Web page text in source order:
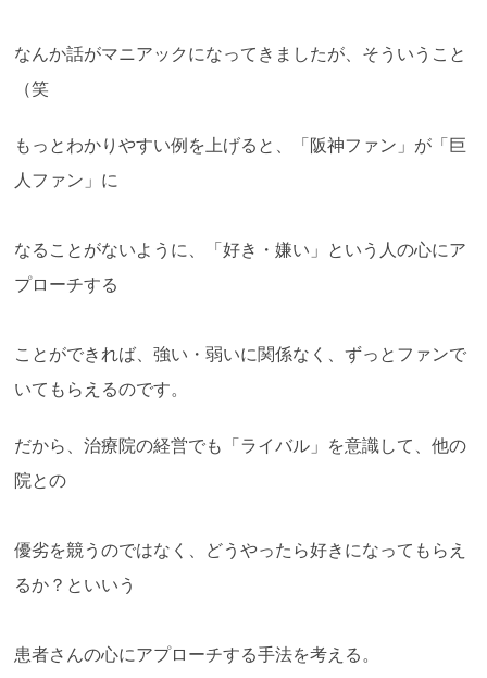
なんか話がマニアックになってきましたが、そういうこと
（笑
もっとわかりやすい例を上げると、「阪神ファン」が「巨
人ファン」に
なることがないように、「好き・嫌い」という人の心にア
プローチする
ことができれば、強い・弱いに関係なく、ずっとファンで
いてもらえるのです。
だから、治療院の経営でも「ライバル」を意識して、他の
院との
優劣を競うのではなく、どうやったら好きになってもらえ
るか？といいう
患者さんの心にアプローチする手法を考える。